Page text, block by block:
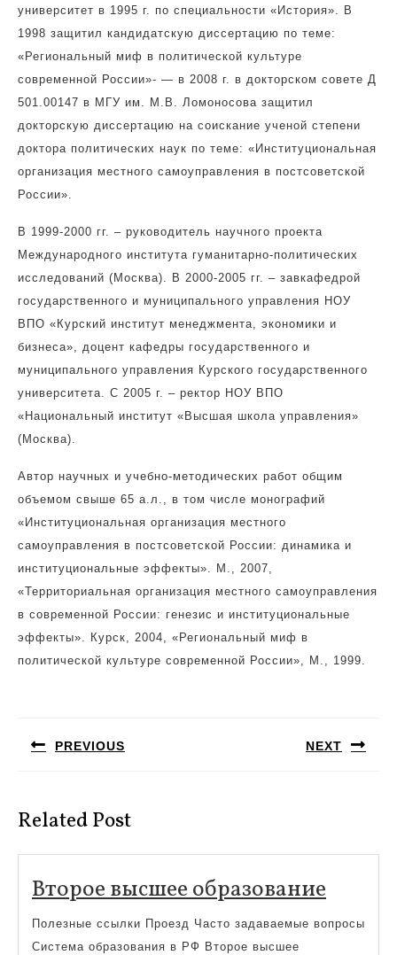
университет в 1995 г. по специальности «История». В
1998 защитил кандидатскую диссертацию по теме:
«Региональный миф в политической культуре
современной России»- — в 2008 г. в докторском совете Д
501.00147 в МГУ им. М.В. Ломоносова защитил
докторскую диссертацию на соискание ученой степени
доктора политических наук по теме: «Институциональная
организация местного самоуправления в постсоветской
России».
В 1999-2000 гг. – руководитель научного проекта
Международного института гуманитарно-политических
исследований (Москва). В 2000-2005 гг. – завкафедрой
государственного и муниципального управления НОУ
ВПО «Курский институт менеджмента, экономики и
бизнеса», доцент кафедры государственного и
муниципального управления Курского государственного
университета. С 2005 г. – ректор НОУ ВПО
«Национальный институт «Высшая школа управления»
(Москва).
Автор научных и учебно-методических работ общим
объемом свыше 65 а.л., в том числе монографий
«Институциональная организация местного
самоуправления в постсоветской России: динамика и
институциональные эффекты». М., 2007,
«Территориальная организация местного самоуправления
в современной России: генезис и институциональные
эффекты». Курск, 2004, «Региональный миф в
политической культуре современной России», М., 1999.
записям
PREVIOUS NEXT
Related Post
Второе высшее образование
Полезные ссылки Проезд Часто задаваемые вопросы
Система образования в РФ Второе высшее